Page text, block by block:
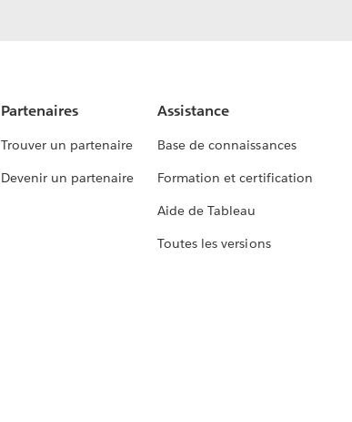
Partenaires
Trouver un partenaire
Devenir un partenaire
Assistance
Base de connaissances
Formation et certification
Aide de Tableau
Toutes les versions